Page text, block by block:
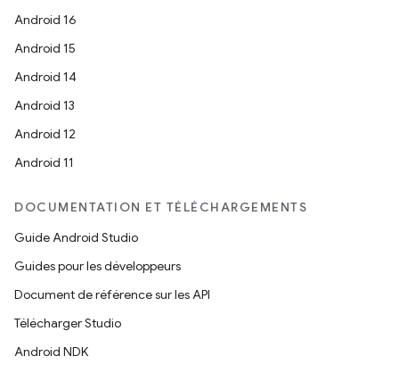
Android 16
Android 15
Android 14
Android 13
Android 12
Android 11
DOCUMENTATION ET TÉLÉCHARGEMENTS
Guide Android Studio
Guides pour les développeurs
Document de référence sur les API
Télécharger Studio
Android NDK